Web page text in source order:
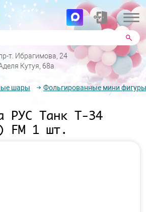
т. Ибрагимова, 24
Кутуя, 68а
шары Фольгированные мини фигуры
РУС Танк Т-34
FM 1 шт.